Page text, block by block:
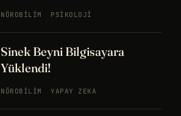
NÖROBILIM PSIKOLOJI
Sinek Beyni Bilgisayara
Yüklendi!
NÖROBILIM YAPAY ZEKA